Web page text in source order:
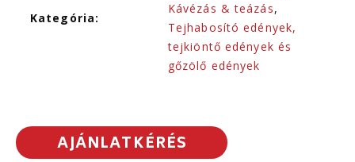
Kategória:
Kávézás & teázás,
Tejhabosító edények,
tejkiöntő edények és
gőzölő edények
AJÁNLATKÉRÉS